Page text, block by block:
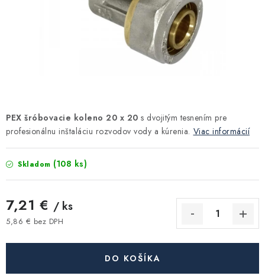
Kúrenie a chladenie
Filtrovanie a úprava vody
Kúpeľňa a sanita
Spojovací materiál
PEX šróbovacie koleno 20 x 20 s dvojitým tesnením pre
profesionálnu inštaláciu rozvodov vody a kúrenia. Viac informácií
Skladom (108 ks)
7,21 € / ks
5,86 € bez DPH
DO KOŠÍKA